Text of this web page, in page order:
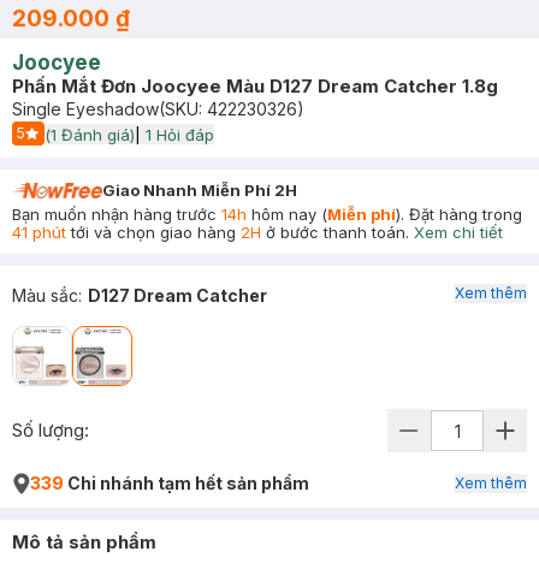
209.000 ₫
Joocyee
Phấn Mắt Đơn Joocyee Màu D127 Dream Catcher 1.8g
Single Eyeshadow(SKU: 422230326)
5
Start Icon
(1 Đánh giá) 1 Hỏi đáp
Giao Nhanh Miễn Phí 2H
Bạn muốn nhận hàng trước 14h hôm nay (Miễn phí). Đặt hàng trong
41 phúttới và chọn giao hàng 2H ở bước thanh toán. Xem chi tiết
Màu sắc: D127 Dream Catcher Xem thêm
Số lượng:
339 Chi nhánh tạm hết sản phẩm Xem thêm
Mô tả sản phẩm